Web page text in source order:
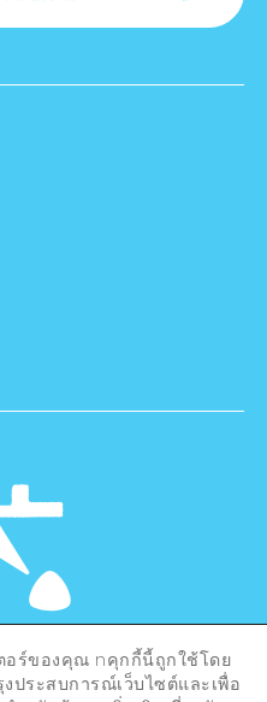
Association /
/ Hiroshima City .
อร์ของคุณ nคุกกี้นี้ถูกใช้โดย
ประสบการณ์เว็บไซต์และเพื่อ